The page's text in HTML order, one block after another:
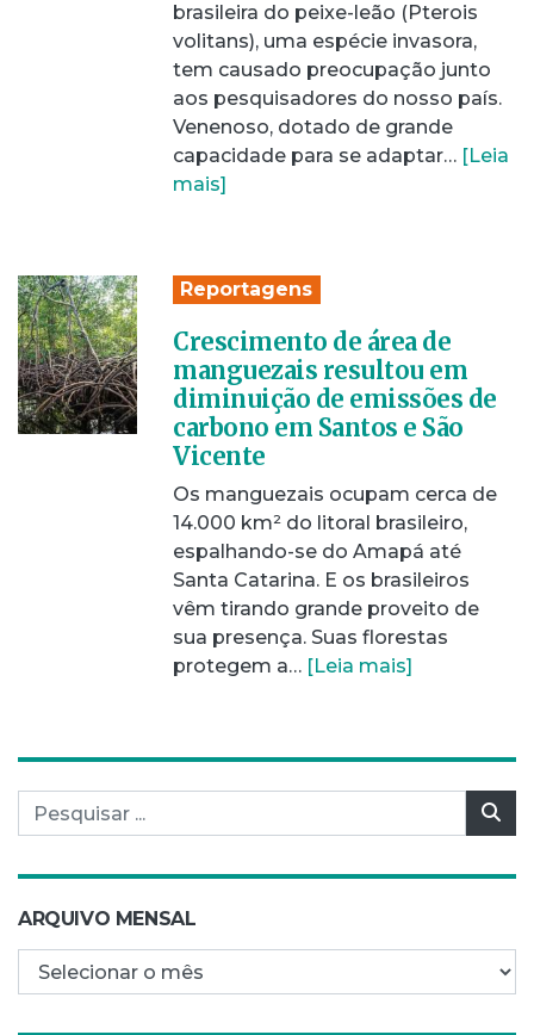
brasileira do peixe-leão (Pterois
volitans), uma espécie invasora,
tem causado preocupação junto
aos pesquisadores do nosso país.
Venenoso, dotado de grande
capacidade para se adaptar… [Leia
mais]
Reportagens
Crescimento de área de
manguezais resultou em
diminuição de emissões de
carbono em Santos e São
Vicente
Os manguezais ocupam cerca de
14.000 km² do litoral brasileiro,
espalhando-se do Amapá até
Santa Catarina. E os brasileiros
vêm tirando grande proveito de
sua presença. Suas florestas
protegem a… [Leia mais]
Pesquisar por:
ARQUIVO MENSAL
Arquivo mensal